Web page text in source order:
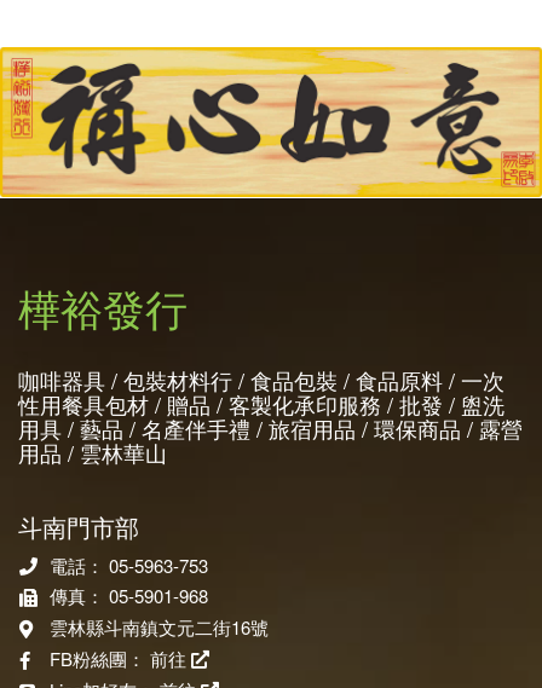
樺裕發行
咖啡器具 / 包裝材料行 / 食品包裝 / 食品原料 / 一次
性用餐具包材 / 贈品 / 客製化承印服務 / 批發 / 盥洗
用具 / 藝品 / 名產伴手禮 / 旅宿用品 / 環保商品 / 露營
用品 / 雲林華山
斗南門市部
電話： 05-5963-753
傳真： 05-5901-968
雲林縣斗南鎮文元二街16號
FB粉絲團： 前往